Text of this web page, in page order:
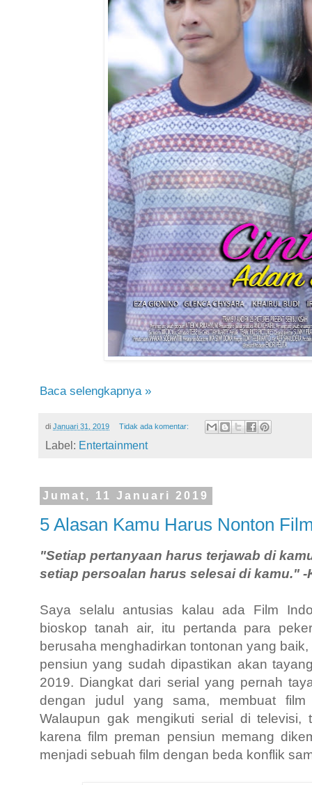
Baca selengkapnya »
di Januari 31, 2019 Tidak ada komentar:
Label: Entertainment
Jumat, 11 Januari 2019
5 Alasan Kamu Harus Nonton
"Setiap pertanyaan harus terjawab di
setiap persoalan harus selesai di kamu." -
Saya selalu antusias kalau ada Film
bioskop tanah air, itu pertanda para
berusaha menghadirkan tontonan yang
pensiun yang sudah dipastikan akan
2019. Diangkat dari serial yang pernah
dengan judul yang sama, membuat
Walaupun gak mengikuti serial di televisi,
karena film preman pensiun memang
menjadi sebuah film dengan beda konflik